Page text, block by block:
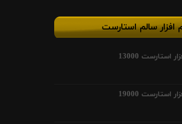
افزار سالم استارست
استارست 13000
استارست 19000